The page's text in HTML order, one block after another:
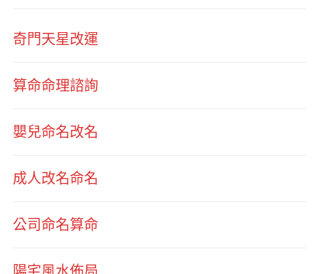
奇門天星改運
算命命理諮詢
嬰兒命名改名
成人改名命名
公司命名算命